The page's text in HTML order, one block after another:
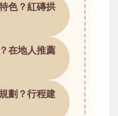
色？紅磚拱
在地人推薦
劃？行程建